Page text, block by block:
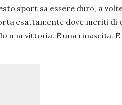
sport sa essere duro, a
esattamente dove meriti di
una vittoria. È una rinascita.